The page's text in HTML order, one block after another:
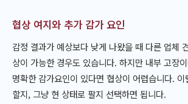
협상 여지와 추가 감가 요인
감정 결과가 예상보다 낮게 나왔을 때 다른 업체
상이 가능한 경우도 있습니다. 하지만 내부 고장
명확한 감가요인이 있다면 협상이 어렵습니다.
할지, 그냥 현 상태로 팔지 선택하면 됩니다.